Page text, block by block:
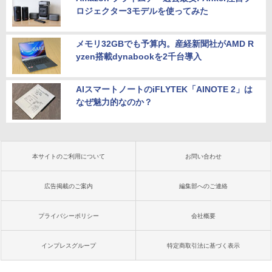
ロジェクター3モデルを使ってみた
メモリ32GBでも予算内。産経新聞社がAMD R
yzen搭載dynabookを2千台導入
AIスマートノートのiFLYTEK「AINOTE 2」は
なぜ魅力的なのか？
本サイトのご利用について お問い合わせ
広告掲載のご案内 編集部へのご連絡
プライバシーポリシー 会社概要
インプレスグループ 特定商取引法に基づく表示